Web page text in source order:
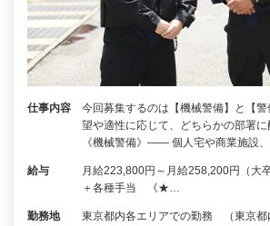
仕事内容
今回募集するのは【機械警備】と【
望や適性に応じて、どちらかの部署
《機械警備》―― 個人宅や商業施設
給与
月給223,800円～月給258,200円（大
＋各種手当 《★…
勤務地
東京都内各エリアでの勤務 （東京都